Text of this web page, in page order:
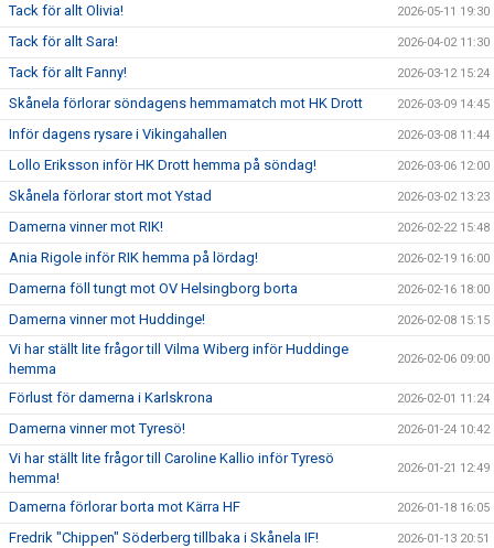
Tack för allt Olivia! 2026-05-11 19:30
Tack för allt Sara! 2026-04-02 11:30
Tack för allt Fanny! 2026-03-12 15:24
Skånela förlorar söndagens hemmamatch mot HK Drott 2026-03-09 14:45
Inför dagens rysare i Vikingahallen 2026-03-08 11:44
Lollo Eriksson inför HK Drott hemma på söndag! 2026-03-06 12:00
Skånela förlorar stort mot Ystad 2026-03-02 13:23
Damerna vinner mot RIK! 2026-02-22 15:48
Ania Rigole inför RIK hemma på lördag! 2026-02-19 16:00
Damerna föll tungt mot OV Helsingborg borta 2026-02-16 18:00
Damerna vinner mot Huddinge! 2026-02-08 15:15
Vi har ställt lite frågor till Vilma Wiberg inför Huddinge
hemma
2026-02-06 09:00
Förlust för damerna i Karlskrona 2026-02-01 11:24
Damerna vinner mot Tyresö! 2026-01-24 10:42
Vi har ställt lite frågor till Caroline Kallio inför Tyresö
hemma!
2026-01-21 12:49
Damerna förlorar borta mot Kärra HF 2026-01-18 16:05
Fredrik "Chippen" Söderberg tillbaka i Skånela IF! 2026-01-13 20:51